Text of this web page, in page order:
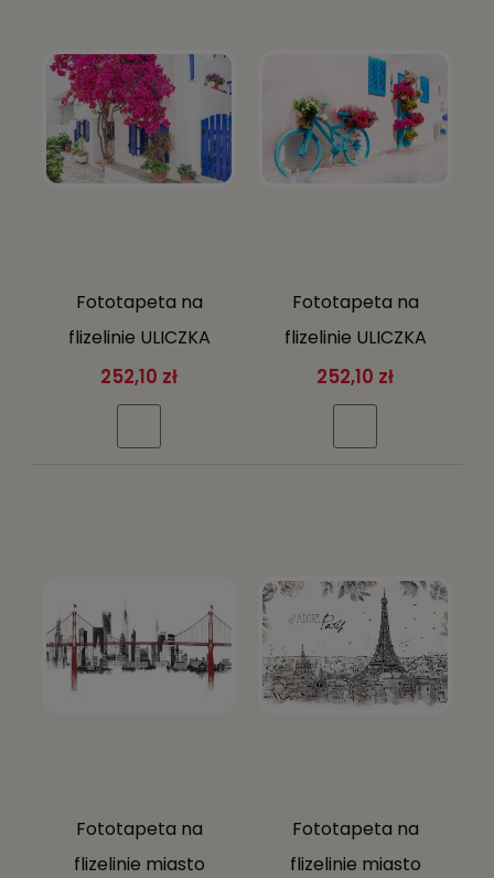
Rodzaj:Fizelinowa
Szerokość:368 cm
Gramatura:130 g/m²
Liczba elementów:
Wysokość: 254 cm
Orientacja: pozioma
Fototapeta na
flizelinie ULICZKA
greckie miasto
kwiaty ŻYWE KOLORY
+ KLEJ
252,10 zł
Fototapeta na
flizelinie ULICZKA
greckie miasto
kwiaty ŻYWE KOLORY
+ KLEJ
252,10 zł
Fototapeta na
flizelinie miasto
Fototapeta na
flizelinie miasto